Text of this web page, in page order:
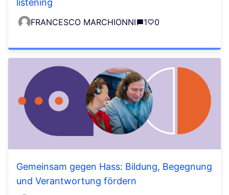
listening
FRANCESCO MARCHIONNI 1 0
Gemeinsam gegen Hass: Bildung, Begegnung
und Verantwortung fördern